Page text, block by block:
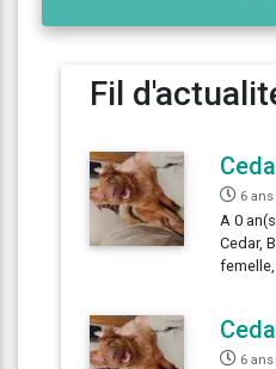
Fil
6 ans
A 0
Cedar,
femelle,
6 ans